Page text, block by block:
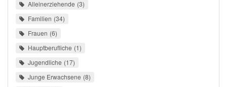
Alleinerziehende 3
Familien 34
Frauen 6
Hauptberufliche 1
Jugendliche 17
Junge Erwachsene 8